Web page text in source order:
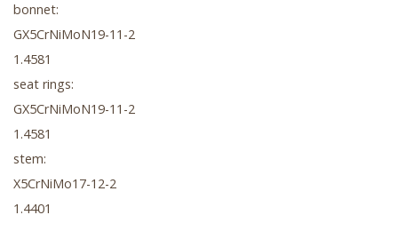
bonnet:
GX5CrNiMoN19-11-2
1.4581
seat rings:
GX5CrNiMoN19-11-2
1.4581
stem:
X5CrNiMo17-12-2
1.4401